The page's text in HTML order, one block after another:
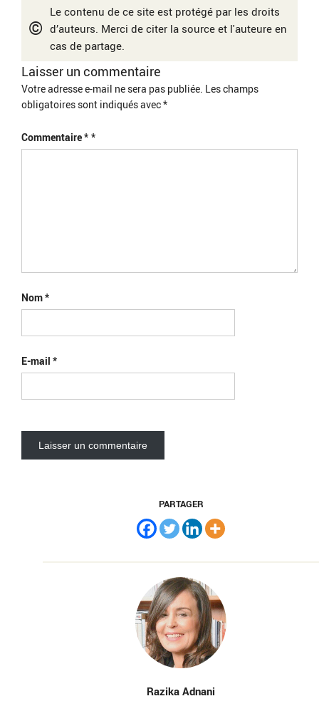
©
Le contenu de ce site est protégé par les droits
d’auteurs. Merci de citer la source et l'auteure en
cas de partage.
Laisser un commentaire
Votre adresse e-mail ne sera pas publiée. Les champs
obligatoires sont indiqués avec*
Commentaire*
Nom*
E-mail *
PARTAGER
Razika Adnani